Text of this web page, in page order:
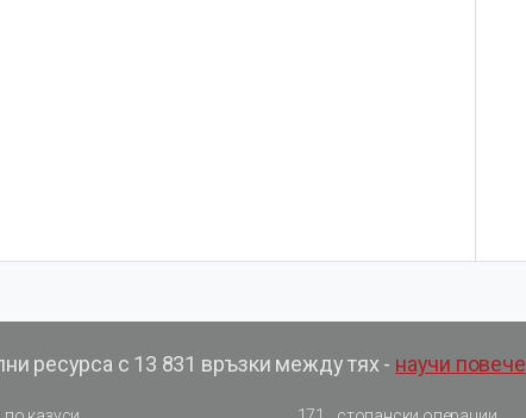
ресурса с 13 831 връзки между тях - научи повече